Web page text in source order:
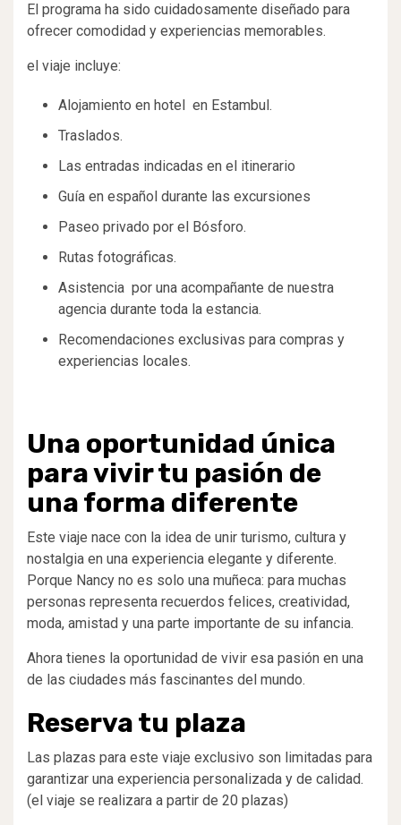
El programa ha sido cuidadosamente diseñado para
ofrecer comodidad y experiencias memorables.
el viaje incluye:
Alojamiento en hotel en Estambul.
Traslados.
Las entradas indicadas en el itinerario
Guía en español durante las excursiones
Paseo privado por el Bósforo.
Rutas fotográficas.
Asistencia por una acompañante de nuestra
agencia durante toda la estancia.
Recomendaciones exclusivas para compras y
experiencias locales.
Una oportunidad única
para vivir tu pasión de
una forma diferente
Este viaje nace con la idea de unir turismo, cultura y
nostalgia en una experiencia elegante y diferente.
Porque Nancy no es solo una muñeca: para muchas
personas representa recuerdos felices, creatividad,
moda, amistad y una parte importante de su infancia.
Ahora tienes la oportunidad de vivir esa pasión en una
de las ciudades más fascinantes del mundo.
Reserva tu plaza
Las plazas para este viaje exclusivo son limitadas para
garantizar una experiencia personalizada y de calidad.
(el viaje se realizara a partir de 20 plazas)